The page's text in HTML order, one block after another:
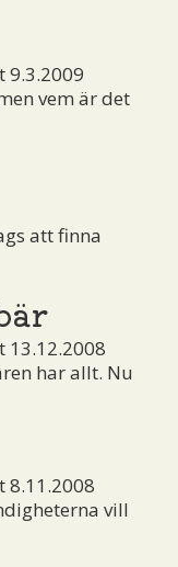
9.3.2009
vem är det
att finna
har allt. Nu
vill